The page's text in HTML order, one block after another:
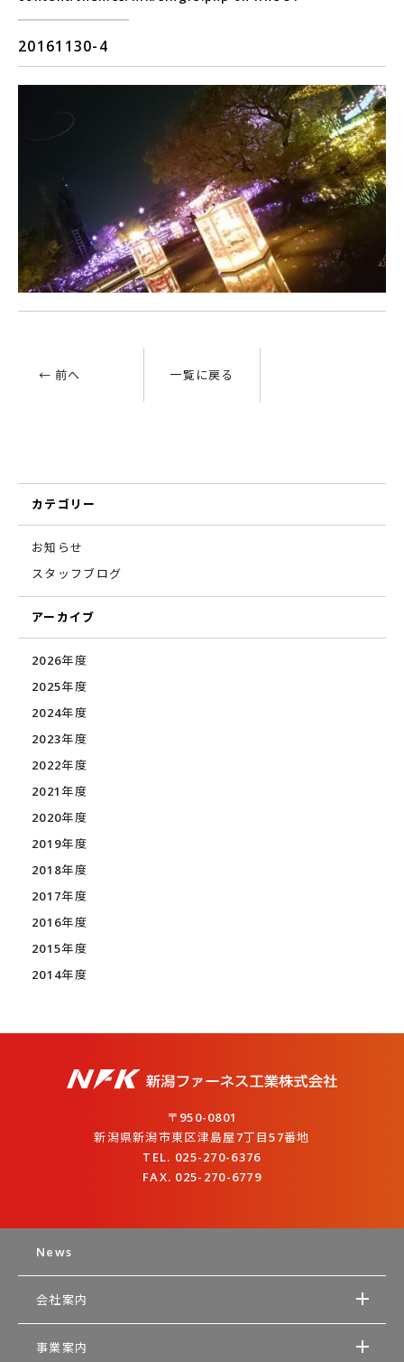
20161130-4
← 前へ 一覧に戻る
カテゴリー
お知らせ
スタッフブログ
アーカイブ
2026年度
2025年度
2024年度
2023年度
2022年度
2021年度
2020年度
2019年度
2018年度
2017年度
2016年度
2015年度
2014年度
〒950-0801
新潟県新潟市東区津島屋7丁目57番地
TEL. 025-270-6376
FAX. 025-270-6779
News
会社案内
事業案内